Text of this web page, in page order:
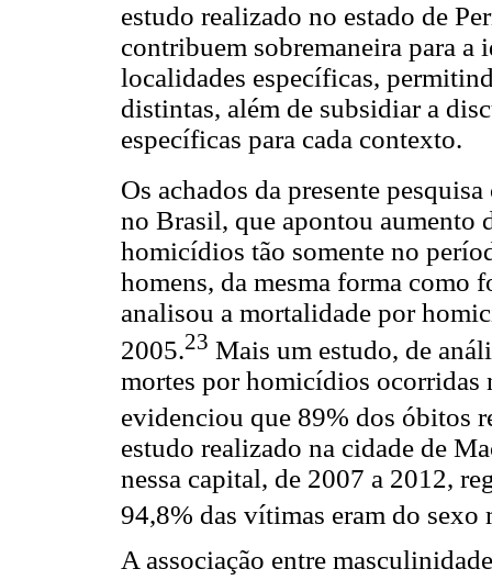
estudo realizado no estado de
contribuem sobremaneira para
localidades específicas,
distintas, além de subsidiar a
específicas para cada contexto.
Os achados da presente
no Brasil, que apontou aumento
homicídios tão somente no
homens, da mesma forma como
analisou a mortalidade por
2005.23 Mais um estudo, de
mortes por homicídios ocorridas
evidenciou que 89% dos óbitos
estudo realizado na cidade de
nessa capital, de 2007 a 2012,
94,8% das vítimas eram do sexo
A associação entre